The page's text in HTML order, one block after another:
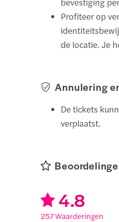
Profiteer op
de locatie. Je
Annulering
De tickets
verplaatst.
4.8
257 Waarderingen